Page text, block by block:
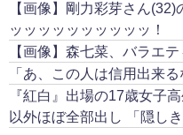
【画像】剛力彩芽さん
ッッッッッッッッッッ！
【画像】森七菜、バラエ
「あ、この人は信用出来
『紅白』出場の17歳女子
以外ほぼ全部出し 「隠し